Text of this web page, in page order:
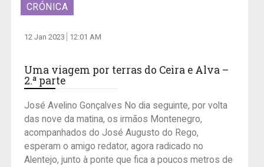
CRÓNICA
12 Jan 2023 12:01 AM
Uma viagem por terras do Ceira e Alva –
2.ª parte
José Avelino Gonçalves No dia seguinte, por volta
das nove da matina, os irmãos Montenegro,
acompanhados do José Augusto do Rego,
esperam o amigo redator, agora radicado no
Alentejo, junto à ponte que fica a poucos metros de